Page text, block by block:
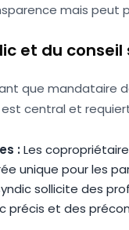
mais peut
et du
que mandataire
central et
:Les
unique pour les
sollicite des
précis et des